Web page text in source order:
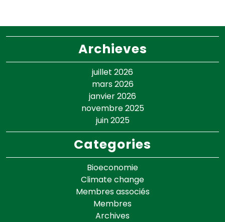
Archieves
juillet 2026
mars 2026
janvier 2026
novembre 2025
juin 2025
Categories
Bioeconomie
Climate change
Membres associés
Membres
Archives